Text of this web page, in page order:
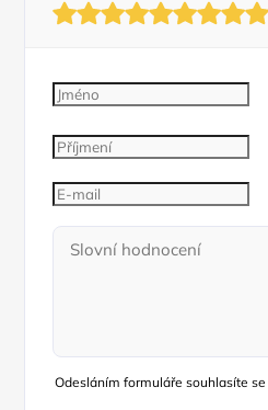
Odesláním formuláře souhlasíte se